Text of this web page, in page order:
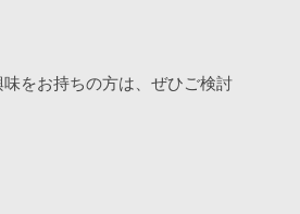
をお持ちの方は、ぜひご検討